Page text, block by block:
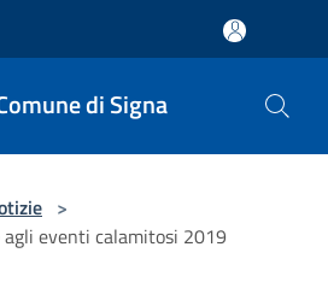
di Signa
>
eventi calamitosi 2019